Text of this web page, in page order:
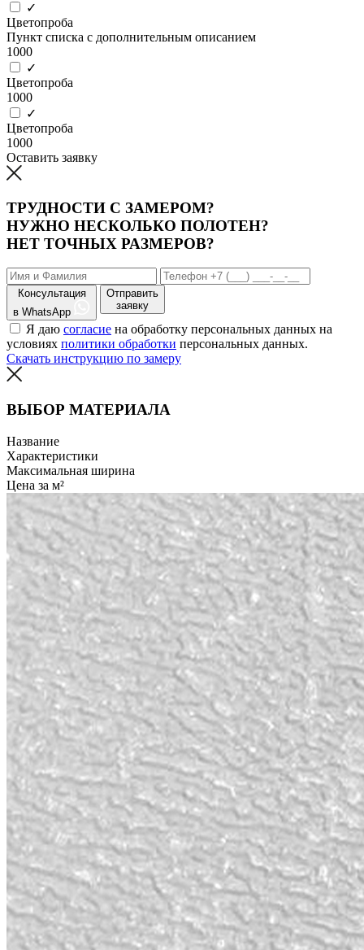
✓
Цветопроба
Пункт списка с дополнительным описанием
1000
✓
Цветопроба
1000
✓
Цветопроба
1000
Оставить заявку
ТРУДНОСТИ С ЗАМЕРОМ?
НУЖНО НЕСКОЛЬКО ПОЛОТЕН?
НЕТ ТОЧНЫХ РАЗМЕРОВ?
Консультация
в WhatsApp
Отправить
заявку
Я даю согласие на обработку персональных данных на
условиях политики обработки персональных данных.
Скачать инструкцию по замеру
ВЫБОР МАТЕРИАЛА
Название
Характеристики
Максимальная ширина
Цена за м²